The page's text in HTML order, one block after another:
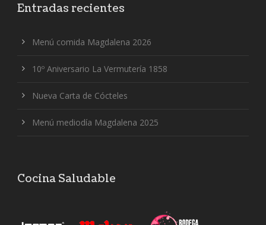
Entradas recientes
Menú comida Magdalena 2026
10º Aniversario La Vermutería 1858
Nueva Carta de Cócteles
Menú mediodía Magdalena 2025
Cocina Saludable